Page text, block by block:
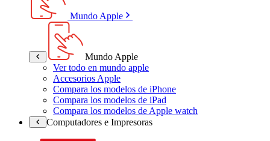
Mundo Apple
Mundo Apple
Ver todo en mundo apple
Accesorios Apple
Compara los modelos de iPhone
Compara los modelos de iPad
Compara los modelos de Apple watch
Computadores e Impresoras